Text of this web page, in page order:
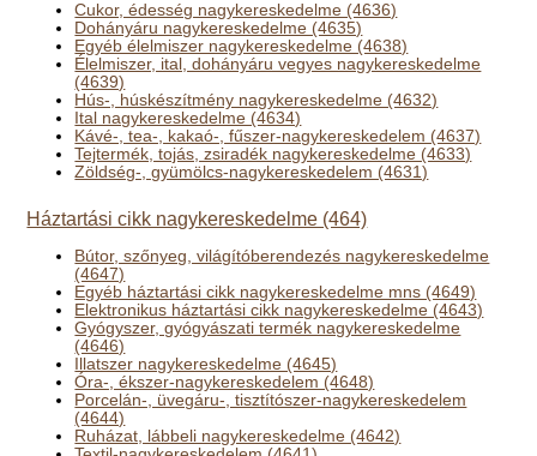
Cukor, édesség nagykereskedelme (4636)
Dohányáru nagykereskedelme (4635)
Egyéb élelmiszer nagykereskedelme (4638)
Élelmiszer, ital, dohányáru vegyes nagykereskedelme
(4639)
Hús-, húskészítmény nagykereskedelme (4632)
Ital nagykereskedelme (4634)
Kávé-, tea-, kakaó-, fűszer-nagykereskedelem (4637)
Tejtermék, tojás, zsiradék nagykereskedelme (4633)
Zöldség-, gyümölcs-nagykereskedelem (4631)
Háztartási cikk nagykereskedelme (464)
Bútor, szőnyeg, világítóberendezés nagykereskedelme
(4647)
Egyéb háztartási cikk nagykereskedelme mns (4649)
Elektronikus háztartási cikk nagykereskedelme (4643)
Gyógyszer, gyógyászati termék nagykereskedelme
(4646)
Illatszer nagykereskedelme (4645)
Óra-, ékszer-nagykereskedelem (4648)
Porcelán-, üvegáru-, tisztítószer-nagykereskedelem
(4644)
Ruházat, lábbeli nagykereskedelme (4642)